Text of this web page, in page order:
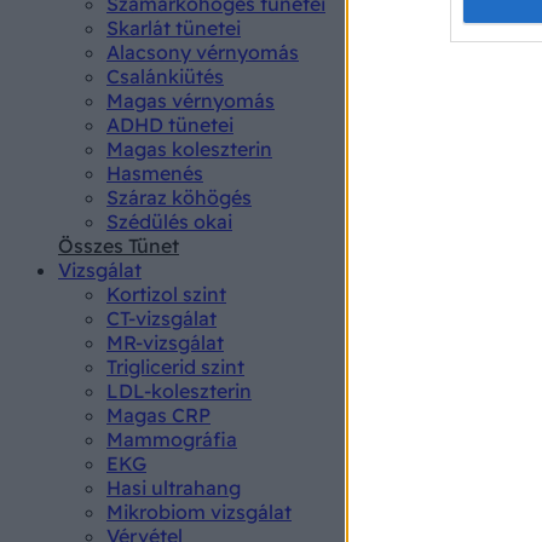
Skarlát tünetei
Alacsony vérnyomás
Csalánkiütés
Magas vérnyomás
ADHD tünetei
Magas koleszterin
Hasmenés
Száraz köhögés
Szédülés okai
Összes Tünet
Vizsgálat
Kortizol szint
CT-vizsgálat
MR-vizsgálat
Triglicerid szint
LDL-koleszterin
Magas CRP
Mammográfia
EKG
Hasi ultrahang
Mikrobiom vizsgálat
Vérvétel